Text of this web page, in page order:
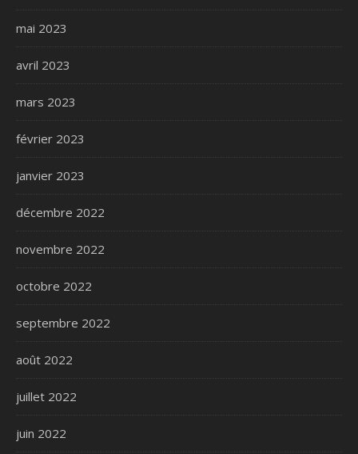
mai 2023
avril 2023
mars 2023
février 2023
janvier 2023
décembre 2022
novembre 2022
octobre 2022
septembre 2022
août 2022
juillet 2022
juin 2022